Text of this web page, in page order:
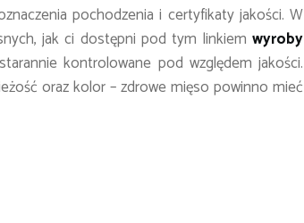
pochodzenia i certyfikaty jakości. W
jak ci dostępni pod tym linkiem wyroby
kontrolowane pod względem jakości.
oraz kolor – zdrowe mięso powinno mieć